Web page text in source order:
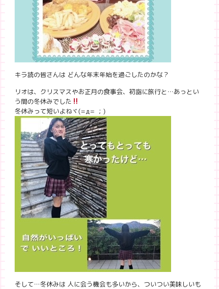
キラ読の皆さんは どんな年末年始を過ごしたのかな？
リオは、クリスマスやお正月の食事会、初詣に旅行と…あっとい
う間の冬休みでした
冬休みって短いよねヾ(=д= ；)
そして…冬休みは 人に会う機会も多いから、ついつい美味しいも